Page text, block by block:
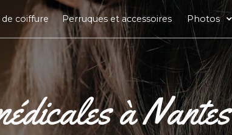
coiffure Perruques et accessoires Photos
à Nantes